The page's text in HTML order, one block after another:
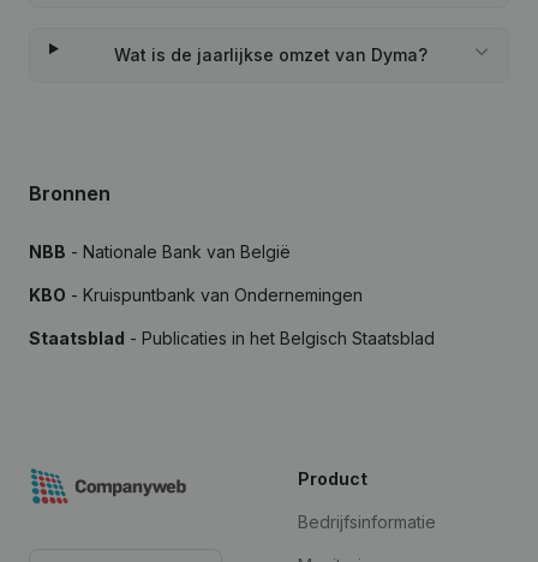
Wat is de jaarlijkse omzet van Dyma?
Bronnen
NBB - Nationale Bank van België
KBO - Kruispuntbank van Ondernemingen
Staatsblad - Publicaties in het Belgisch Staatsblad
Product
Bedrijfsinformatie